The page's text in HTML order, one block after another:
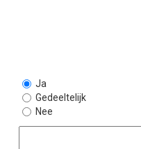
Ja
Gedeeltelijk
Nee